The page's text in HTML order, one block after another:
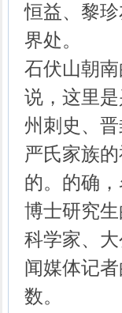
恒益、黎
界处。
石伏山朝
说，这里
州刺史、
严氏家族
的。的确
博士研究
科学家、
闻媒体记
数。